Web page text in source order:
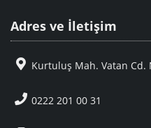
Adres ve İletişim
Kurtuluş Mah. Vatan Cd.
0222 201 00 31